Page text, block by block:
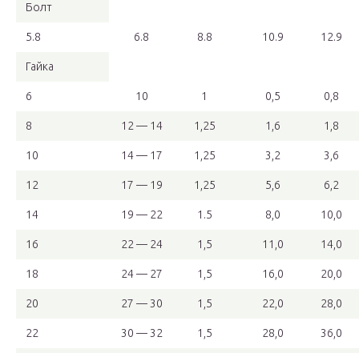
Болт
5.8 6.8 8.8 10.9 12.9
Гайка
6 10 1 0,5 0,8
8 12 — 14 1,25 1,6 1,8
10 14 — 17 1,25 3,2 3,6
12 17 — 19 1,25 5,6 6,2
14 19 — 22 1.5 8,0 10,0
16 22 — 24 1,5 11,0 14,0
18 24 — 27 1,5 16,0 20,0
20 27 — 30 1,5 22,0 28,0
22 30 — 32 1,5 28,0 36,0